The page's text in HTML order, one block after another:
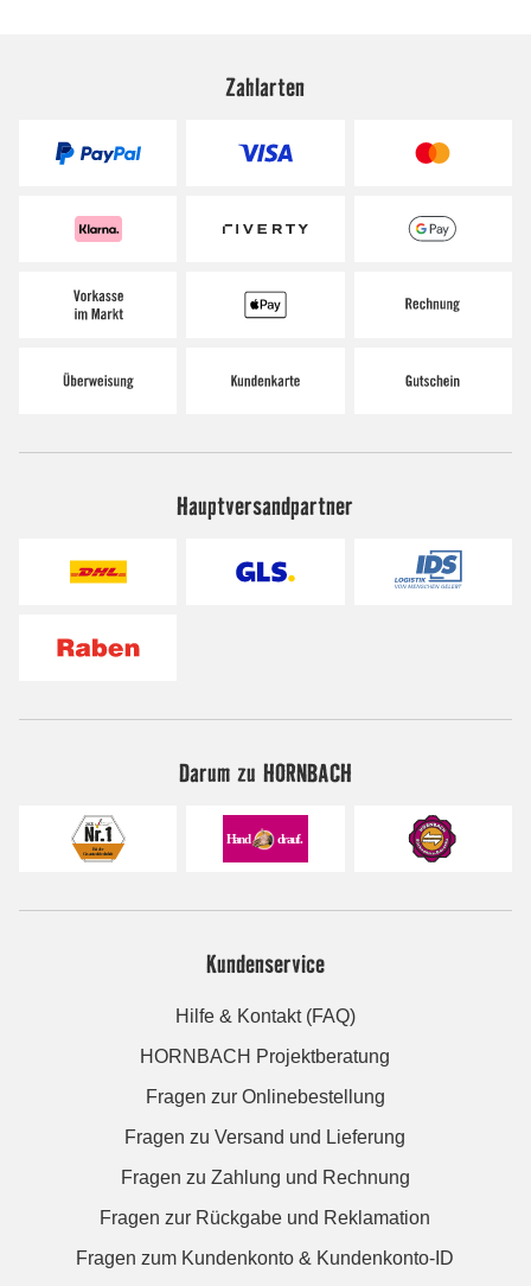
Zahlarten
Hauptversandpartner
Darum zu HORNBACH
Kundenservice
Hilfe & Kontakt (FAQ)
HORNBACH Projektberatung
Fragen zur Onlinebestellung
Fragen zu Versand und Lieferung
Fragen zu Zahlung und Rechnung
Fragen zur Rückgabe und Reklamation
Fragen zum Kundenkonto & Kundenkonto-ID